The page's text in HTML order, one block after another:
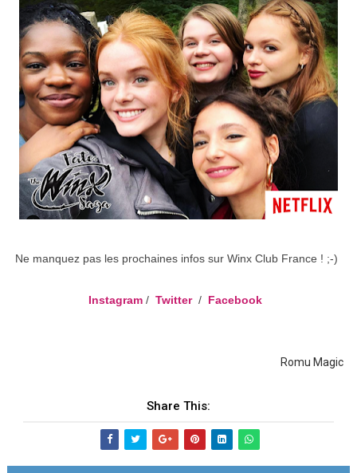
Ne manquez pas les prochaines infos sur Winx Club France ! ;-)
Instagram/ Twitter/ Facebook
Romu Magic
Share This: